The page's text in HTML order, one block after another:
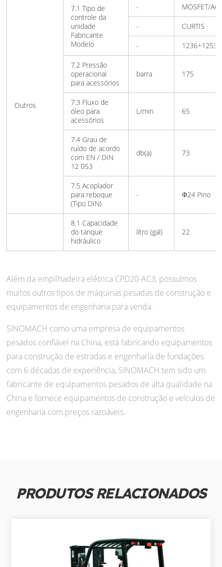
Outros
7.1 Tipo de
controle da
unidade
Fabricante
Modelo
- MOSFET/AC
- CURTIS
- 1236+1253
7.2 Pressão
operacional
para acessórios
barra 175
7.3 Fluxo de
óleo para
acessórios
L/min 65
7.4 Grau de
ruído de acordo
com EN / DIN
12 053
db(a) 73
7.5 Acoplador
para reboque
(Tipo DIN)
- Φ24 Pino
8.1 Capacidade
do tanque
hidráulico
litro (gal) 22
Além da empilhadeira elétrica CPD20-AC3, possuímos
muitos outros tipos de máquinas pesadas de construção e
equipamentos de engenharia para venda.
SINOMACH como uma empresa de equipamentos
pesados confiável na China, está fabricando equipamentos
para construção de estradas e engenharia de fundações
com 6 décadas de experiência, SINOMACH tem sido um
fabricante de equipamentos pesados de alta qualidade na
China e fornece equipamentos de construção e veículos de
engenharia com preços razoáveis.
PRODUTOS RELACIONADOS